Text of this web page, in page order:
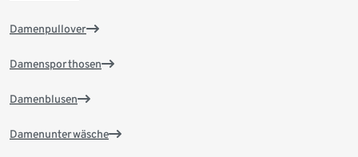
Damenpullover
Damensporthosen
Damenblusen
Damenunterwäsche